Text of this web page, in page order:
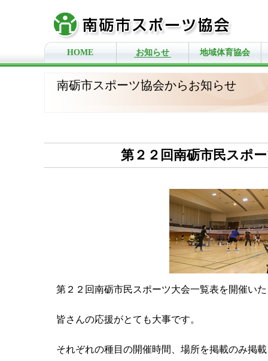
HOME お知らせ 地域体育協会
南砺市スポーツ協会からお知らせ
第２２回南砺市民スポ
第２２回南砺市民スポーツ大会一覧表を開催い
皆さんの応援がとても大事です。
それぞれの種目の開催時間、場所を掲載のみ掲